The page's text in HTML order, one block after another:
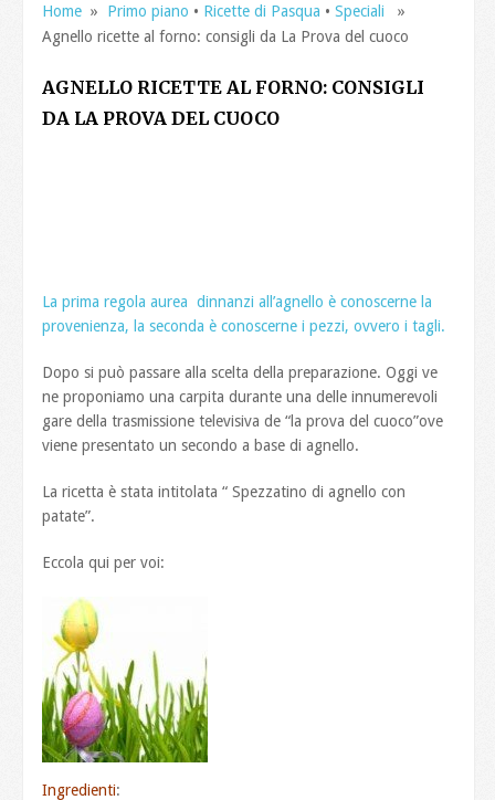
Home » Primo piano • Ricette di Pasqua •Speciali »
Agnello ricette al forno: consigli da La Prova del cuoco
AGNELLO RICETTE AL FORNO: CONSIGLI
DA LA PROVA DEL CUOCO
La prima regola aurea dinnanzi all’agnello è conoscerne la
provenienza, la seconda è conoscerne i pezzi, ovvero i tagli.
Dopo si può passare alla scelta della preparazione. Oggi ve
ne proponiamo una carpita durante una delle innumerevoli
gare della trasmissione televisiva de “la prova del cuoco”ove
viene presentato un secondo a base di agnello.
La ricetta è stata intitolata “ Spezzatino di agnello con
patate”.
Eccola qui per voi:
Ingredienti: